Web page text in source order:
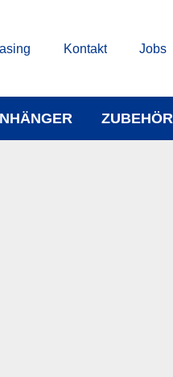
Kontakt Jobs
ZUBEHÖR